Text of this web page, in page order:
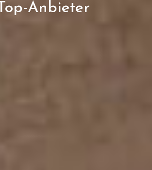
Top-Anbieter